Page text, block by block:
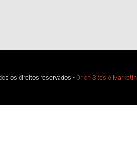
os direitos reservados - Orion Sites e